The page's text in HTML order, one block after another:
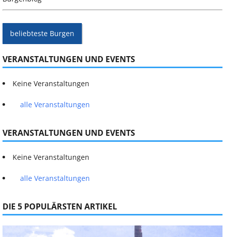
beliebteste Burgen
VERANSTALTUNGEN UND EVENTS
Keine Veranstaltungen
alle Veranstaltungen
VERANSTALTUNGEN UND EVENTS
Keine Veranstaltungen
alle Veranstaltungen
DIE 5 POPULÄRSTEN ARTIKEL